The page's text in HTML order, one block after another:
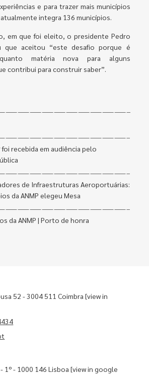
e para trazer mais municípios
atualmente integra 136 municípios.
em que foi eleito, o presidente Pedro
que aceitou “este desafio porque é
matéria nova para alguns
contribui para construir saber”.
recebida em audiência pelo
de Infraestruturas Aeroportuárias:
da ANMP elegeu Mesa
da ANMP | Porto de honra
52 - 3004 511 Coimbra[view in
- 1º - 1000 146 Lisboa[view in google